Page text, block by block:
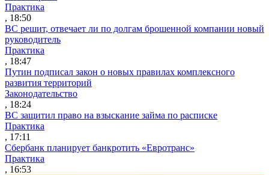
Практика
, 18:50
ВС решит, отвечает ли по долгам брошенной компании новый
руководитель
Практика
, 18:47
Путин подписал закон о новых правилах комплексного
развития территорий
Законодательство
, 18:24
ВС защитил право на взыскание займа по расписке
Практика
, 17:11
Сбербанк планирует банкротить «Евротранс»
Практика
, 16:53